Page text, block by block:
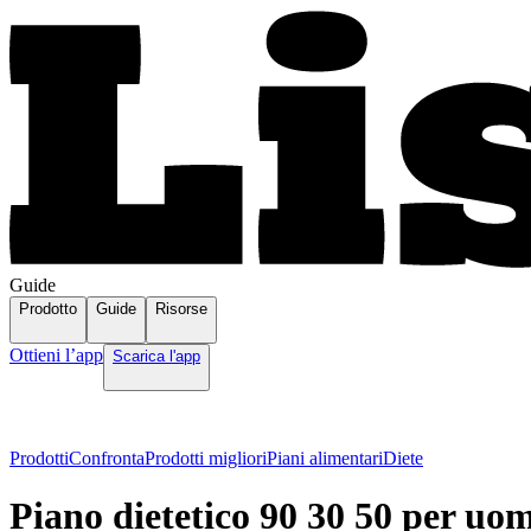
Guide
Prodotto Guide Risorse
Ottieni l’app Scarica l'app
ProdottiConfrontaProdotti miglioriPiani alimentariDiete
Piano dietetico 90 30 50 per